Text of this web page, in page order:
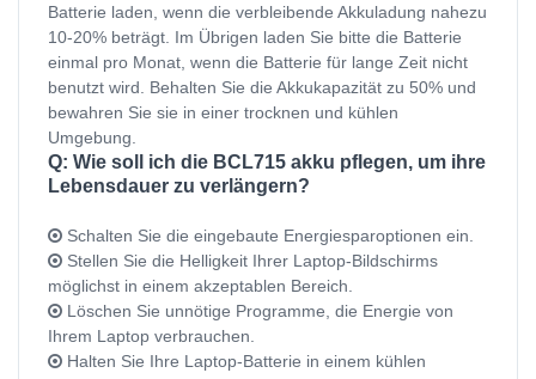
Batterie laden, wenn die verbleibende Akkuladung nahezu
10-20% beträgt. Im Übrigen laden Sie bitte die Batterie
einmal pro Monat, wenn die Batterie für lange Zeit nicht
benutzt wird. Behalten Sie die Akkukapazität zu 50% und
bewahren Sie sie in einer trocknen und kühlen
Umgebung.
Q: Wie soll ich die BCL715 akku pflegen, um ihre
Lebensdauer zu verlängern?
Schalten Sie die eingebaute Energiesparoptionen ein.
Stellen Sie die Helligkeit Ihrer Laptop-Bildschirms
möglichst in einem akzeptablen Bereich.
Löschen Sie unnötige Programme, die Energie von
Ihrem Laptop verbrauchen.
Halten Sie Ihre Laptop-Batterie in einem kühlen